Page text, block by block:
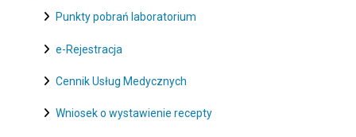
Punkty pobrań laboratorium
e-Rejestracja
Cennik Usług Medycznych
Wniosek o wystawienie recepty